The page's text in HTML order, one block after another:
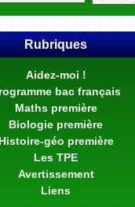
Rubriques
Aidez-moi !
bac français
Maths première
Biologie première
Histoire-géo première
Les TPE
Avertissement
Liens